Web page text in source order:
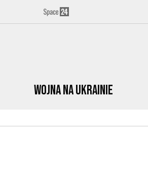
Wojna na Ukrainie